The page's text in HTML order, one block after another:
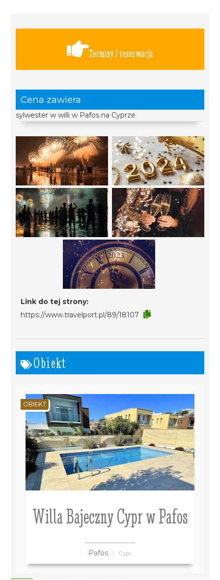
Terminy / rezerwacja
Cena zawiera
sylwester w willi w Pafos na Cyprze
Link do tej strony:
https://www.travelport.pl/89/18107
Obiekt
Willa Bajeczny Cypr w Pafos
Pafos Cypr
OBIEKT